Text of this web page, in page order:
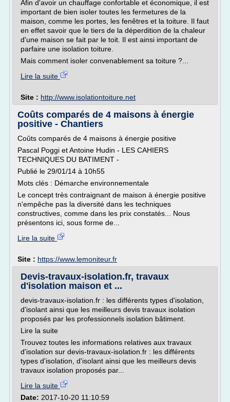
Afin d'avoir un chauffage confortable et économique, il est
important de bien isoler toutes les fermetures de la
maison, comme les portes, les fenêtres et la toiture. Il faut
en effet savoir que le tiers de la déperdition de la chaleur
d'une maison se fait par le toit. Il est ainsi important de
parfaire une isolation toiture.
Mais comment isoler convenablement sa toiture ?...
Lire la suite
Site : http://www.isolationtoiture.net
Coûts comparés de 4 maisons à énergie
positive - Chantiers
Coûts comparés de 4 maisons à énergie positive
Pascal Poggi et Antoine Hudin - LES CAHIERS
TECHNIQUES DU BATIMENT -
Publié le 29/01/14 à 10h55
Mots clés : Démarche environnementale
Le concept très contraignant de maison à énergie positive
n'empêche pas la diversité dans les techniques
constructives, comme dans les prix constatés... Nous
présentons ici, sous forme de...
Lire la suite
Site : https://www.lemoniteur.fr
Devis-travaux-isolation.fr, travaux
d'isolation maison et ...
devis-travaux-isolation.fr : les différents types d'isolation,
d'isolant ainsi que les meilleurs devis travaux isolation
proposés par les professionnels isolation bâtiment.
Lire la suite
Trouvez toutes les informations relatives aux travaux
d'isolation sur devis-travaux-isolation.fr : les différents
types d'isolation, d'isolant ainsi que les meilleurs devis
travaux isolation proposés par...
Lire la suite
Date: 2017-10-20 11:10:59